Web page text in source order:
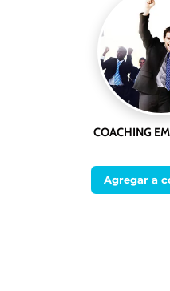
COACHING
Agregar a